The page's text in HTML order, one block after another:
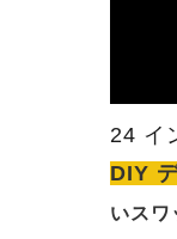
24 イ
DIY
いスワ